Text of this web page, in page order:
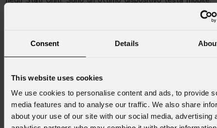
Consent Details
This website uses cookies
We use cookies to personalise content and ads, to provide
media features and to analyse our traffic. We also share
about your use of our site with our social media, advertising
Avere una luce in movimento, da usare come luce principale
shutter, ruota di animazione, 18.200 lumen di uscita, due
frost (una per la messa a fuoco morbida e una per la
diffusione intensa). Con una temperatura colore di 6.200 K, è
principali. Inoltre è dotato di una ruota CTO che fornisce una
temperatura di colore calda quando lo si desidera".